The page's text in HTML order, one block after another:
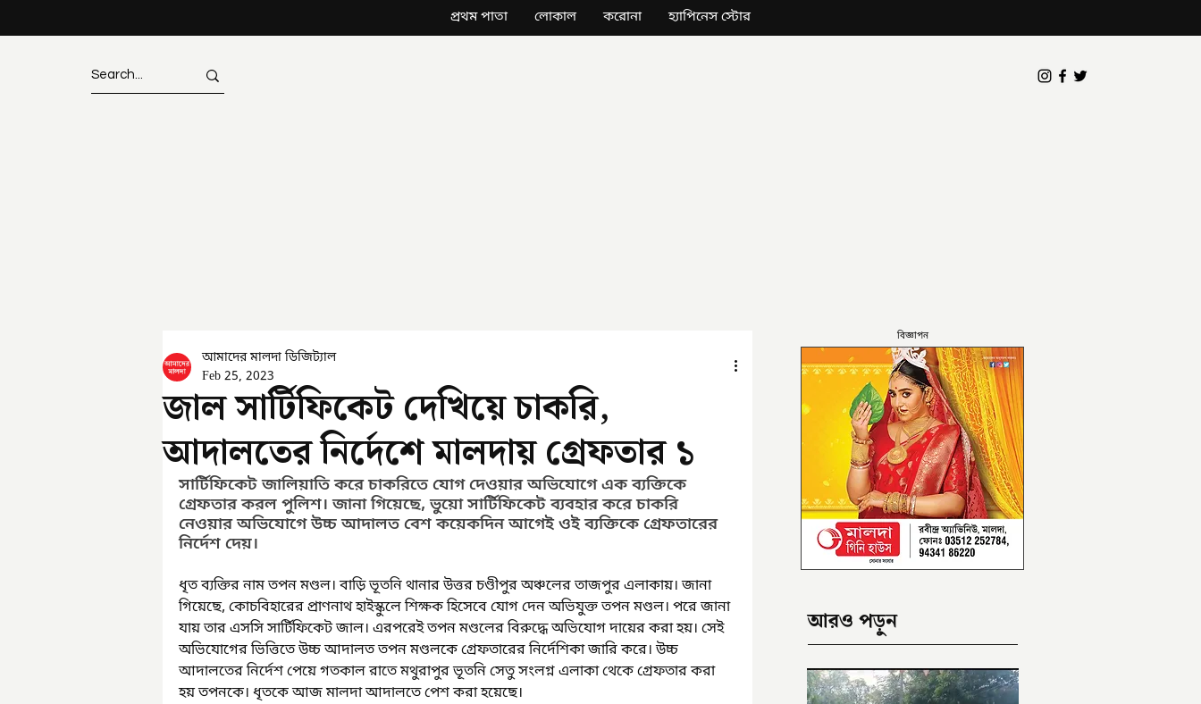
প্রথম পাতা লোকাল করোনা হ্যাপিনেস স্টোর
জাল সার্টিফিকেট দেখিয়ে চাকরি,
আদালতের নির্দেশে মালদায় গ্রেফতার ১
আমাদের মালদা ডিজিট্যাল
Feb 25, 2023
সার্টিফিকেট জালিয়াতি করে চাকরিতে যোগ দেওয়ার অভিযোগে এক ব্যক্তিকে
গ্রেফতার করল পুলিশ। জানা গিয়েছে, ভুয়ো সার্টিফিকেট ব্যবহার করে চাকরি
নেওয়ার অভিযোগে উচ্চ আদালত বেশ কয়েকদিন আগেই ওই ব্যক্তিকে গ্রেফতারের
নির্দেশ দেয়।
ধৃত ব্যক্তির নাম তপন মণ্ডল। বাড়ি ভূতনি থানার উত্তর চণ্ডীপুর অঞ্চলের তাজপুর এলাকায়। জানা
গিয়েছে, কোচবিহারের প্রাণনাথ হাইস্কুলে শিক্ষক হিসেবে যোগ দেন অভিযুক্ত তপন মণ্ডল। পরে জানা
যায় তার এসসি সার্টিফিকেট জাল। এরপরেই তপন মণ্ডলের বিরুদ্ধে অভিযোগ দায়ের করা হয়। সেই
অভিযোগের ভিত্তিতে উচ্চ আদালত তপন মণ্ডলকে গ্রেফতারের নির্দেশিকা জারি করে। উচ্চ
আদালতের নির্দেশ পেয়ে গতকাল রাতে মথুরাপুর ভূতনি সেতু সংলগ্ন এলাকা থেকে গ্রেফতার করা
হয় তপনকে। ধৃতকে আজ মালদা আদালতে পেশ করা হয়েছে।
বিজ্ঞাপন
আরও পড়ুন